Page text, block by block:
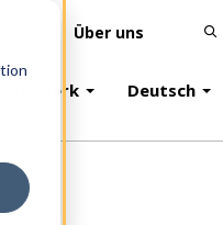
Über uns
Deutsch